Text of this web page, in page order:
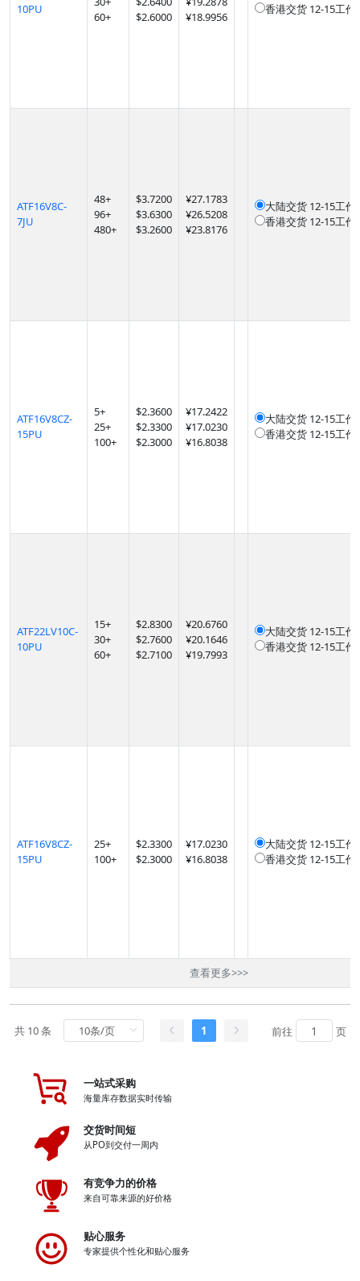
10PU
60+
$2.6000
¥18.9956
香港交货 12-15工作
ATF16V8C-
7JU
48+
96+
480+
$3.7200
$3.6300
$3.2600
¥27.1783
¥26.5208
¥23.8176
大陆交货 12-15工作
香港交货 12-15工作
ATF16V8CZ-
15PU
5+
25+
100+
$2.3600
$2.3300
$2.3000
¥17.2422
¥17.0230
¥16.8038
大陆交货 12-15工作
香港交货 12-15工作
ATF22LV10C-
10PU
15+
30+
60+
$2.8300
$2.7600
$2.7100
¥20.6760
¥20.1646
¥19.7993
大陆交货 12-15工作
香港交货 12-15工作
ATF16V8CZ-
15PU
25+
100+
$2.3300
$2.3000
¥17.0230
¥16.8038
大陆交货 12-15工作
香港交货 12-15工作
查看更多>>>
共 10 条 1 前往 页
一站式采购
海量库存数据实时传输
交货时间短
从PO到交付一周内
有竞争力的价格
来自可靠来源的好价格
贴心服务
专家提供个性化和贴心服务